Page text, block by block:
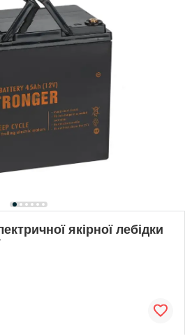
якірної лебідки